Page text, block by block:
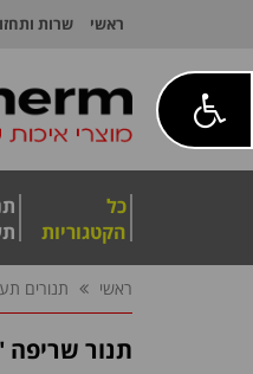
ראשי שרות
כל
הקטגוריות
ראשי תנורים
תנור שריפה